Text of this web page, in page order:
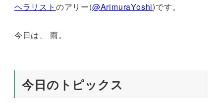
ヘラリスト のアリー(@ArimuraYoshi)です。
今日は、 雨。
今日のトピックス